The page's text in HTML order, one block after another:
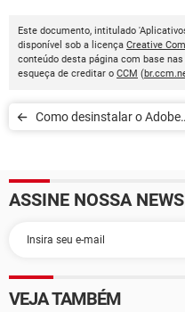
Este documento, intitulado
disponível sob a licença Creative
conteúdo desta página com base
esqueça de creditar o CCM (
Como desinstalar o Adobe
ASSINE NOSSA
VEJA TAMBÉM